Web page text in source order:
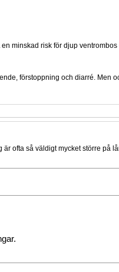
minskad risk för djup ventrombos
förstoppning och diarré. Men
ofta så väldigt mycket större på